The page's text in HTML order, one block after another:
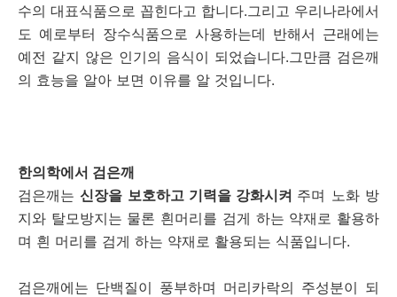
수의 대표식품으로 꼽힌다고 합니다.그리고 우리나라에서
도 예로부터 장수식품으로 사용하는데 반해서 근래에는
예전 같지 않은 인기의 음식이 되었습니다.그만큼 검은깨
의 효능을 알아 보면 이유를 알 것입니다.
한의학에서 검은깨
검은깨는신장을 보호하고 기력을 강화시켜 주며 노화 방
지와 탈모방지는 물론 흰머리를 검게 하는 약재로 활용하
며 흰 머리를 검게 하는 약재로 활용되는 식품입니다.
검은깨에는 단백질이 풍부하며 머리카락의 주성분이 되